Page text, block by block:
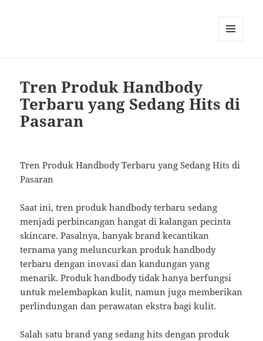
Tren Produk Handbody
Terbaru yang Sedang Hits di
Pasaran
Tren Produk Handbody Terbaru yang Sedang Hits di
Pasaran
Saat ini, tren produk handbody terbaru sedang
menjadi perbincangan hangat di kalangan pecinta
skincare. Pasalnya, banyak brand kecantikan
ternama yang meluncurkan produk handbody
terbaru dengan inovasi dan kandungan yang
menarik. Produk handbody tidak hanya berfungsi
untuk melembapkan kulit, namun juga memberikan
perlindungan dan perawatan ekstra bagi kulit.
Salah satu brand yang sedang hits dengan produk